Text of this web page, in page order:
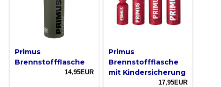
Primus
Brennstoffflasche
14,95EUR
Primus
Brennstoffflasche
mit Kindersicherung
17,95EUR